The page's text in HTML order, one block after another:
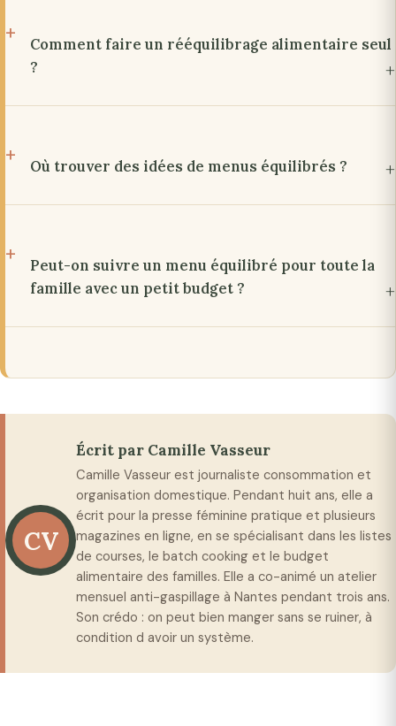
Comment faire un rééquilibrage alimentaire seul
?
Où trouver des idées de menus équilibrés ?
Peut-on suivre un menu équilibré pour toute la
famille avec un petit budget ?
CV
Écrit par Camille Vasseur
Camille Vasseur est journaliste consommation et
organisation domestique. Pendant huit ans, elle a
écrit pour la presse féminine pratique et plusieurs
magazines en ligne, en se spécialisant dans les listes
de courses, le batch cooking et le budget
alimentaire des familles. Elle a co-animé un atelier
mensuel anti-gaspillage à Nantes pendant trois ans.
Son crédo : on peut bien manger sans se ruiner, à
condition d avoir un système.